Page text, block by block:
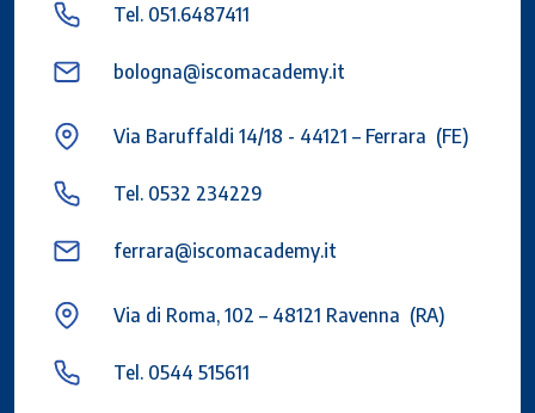
Tel. 051.6487411
bologna@iscomacademy.it
Via Baruffaldi 14/18 - 44121 – Ferrara (FE)
Tel. 0532 234229
ferrara@iscomacademy.it
Via di Roma, 102 – 48121 Ravenna (RA)
Tel. 0544 515611